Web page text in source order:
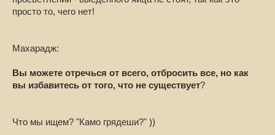
просто то, чего нет!
Махарадж:
Вы можете отречься от всего, отбросить все, но как
вы избавитесь от того, что не существует?
Что мы ищем? "Камо грядеши?" ))